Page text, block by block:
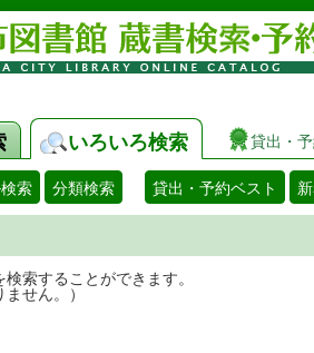
いろいろ検索 貸出・
索 分類検索 貸出・予約ベスト
蔵書を検索することがで
せん。）